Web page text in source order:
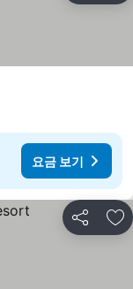
요금 보기
공유 즐